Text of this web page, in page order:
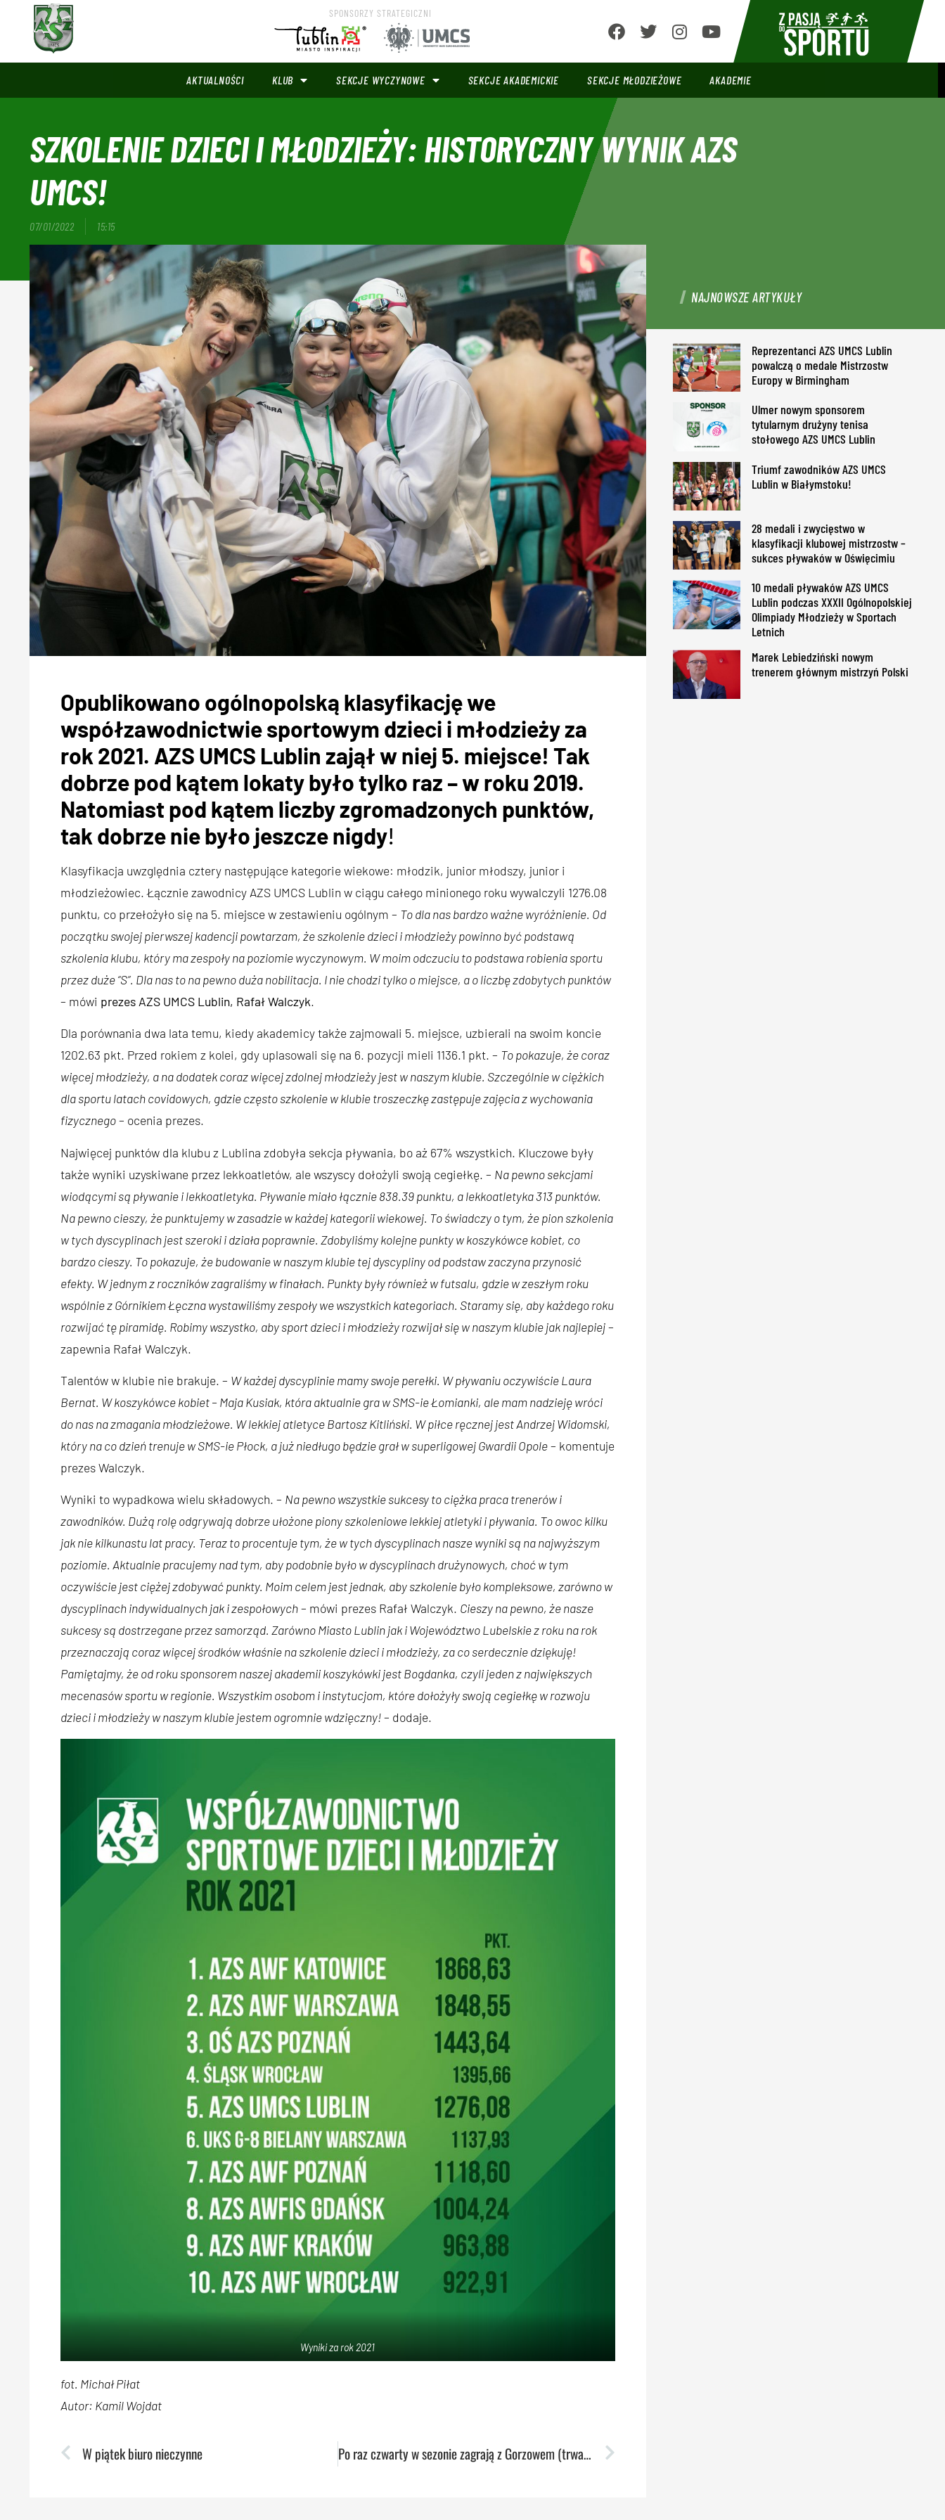
SPONSORZY STRATEGICZNI
AKTUALNOŚCI KLUB SEKCJE WYCZYNOWE SEKCJE AKADEMICKIE SEKCJE MŁODZIEŻOWE AKADEMIE
SZKOLENIE DZIECI I MŁODZIEŻY: HISTORYCZNY WYNIK AZS
UMCS!
07/01/2022 15:15
Opublikowano ogólnopolską klasyfikację we
współzawodnictwie sportowym dzieci i młodzieży za
rok 2021. AZS UMCS Lublin zajął w niej 5. miejsce! Tak
dobrze pod kątem lokaty było tylko raz – w roku 2019.
Natomiast pod kątem liczby zgromadzonych punktów,
tak dobrze nie było jeszcze nigdy!
Klasyfikacja uwzględnia cztery następujące kategorie wiekowe: młodzik, junior młodszy, junior i
młodzieżowiec. Łącznie zawodnicy AZS UMCS Lublin w ciągu całego minionego roku wywalczyli 1276.08
punktu, co przełożyło się na 5. miejsce w zestawieniu ogólnym – To dla nas bardzo ważne wyróżnienie. Od
początku swojej pierwszej kadencji powtarzam, że szkolenie dzieci i młodzieży powinno być podstawą
szkolenia klubu, który ma zespoły na poziomie wyczynowym. W moim odczuciu to podstawa robienia sportu
przez duże “S”. Dla nas to na pewno duża nobilitacja. I nie chodzi tylko o miejsce, a o liczbę zdobytych punktów
– mówi prezes AZS UMCS Lublin, Rafał Walczyk.
Dla porównania dwa lata temu, kiedy akademicy także zajmowali 5. miejsce, uzbierali na swoim koncie
1202.63 pkt. Przed rokiem z kolei, gdy uplasowali się na 6. pozycji mieli 1136.1 pkt. – To pokazuje, że coraz
więcej młodzieży, a na dodatek coraz więcej zdolnej młodzieży jest w naszym klubie. Szczególnie w ciężkich
dla sportu latach covidowych, gdzie często szkolenie w klubie troszeczkę zastępuje zajęcia z wychowania
fizycznego– ocenia prezes.
Najwięcej punktów dla klubu z Lublina zdobyła sekcja pływania, bo aż 67% wszystkich. Kluczowe były
także wyniki uzyskiwane przez lekkoatletów, ale wszyscy dołożyli swoją cegiełkę. – Na pewno sekcjami
wiodącymi są pływanie i lekkoatletyka. Pływanie miało łącznie 838.39 punktu, a lekkoatletyka 313 punktów.
Na pewno cieszy, że punktujemy w zasadzie w każdej kategorii wiekowej. To świadczy o tym, że pion szkolenia
w tych dyscyplinach jest szeroki i działa poprawnie. Zdobyliśmy kolejne punkty w koszykówce kobiet, co
bardzo cieszy. To pokazuje, że budowanie w naszym klubie tej dyscypliny od podstaw zaczyna przynosić
efekty. W jednym z roczników zagraliśmy w finałach. Punkty były również w futsalu, gdzie w zeszłym roku
wspólnie z Górnikiem Łęczna wystawiliśmy zespoły we wszystkich kategoriach. Staramy się, aby każdego roku
rozwijać tę piramidę. Robimy wszystko, aby sport dzieci i młodzieży rozwijał się w naszym klubie jak najlepiej–
zapewnia Rafał Walczyk.
Talentów w klubie nie brakuje. – W każdej dyscyplinie mamy swoje perełki. W pływaniu oczywiście Laura
Bernat. W koszykówce kobiet – Maja Kusiak, która aktualnie gra w SMS-ie Łomianki, ale mam nadzieję wróci
do nas na zmagania młodzieżowe. W lekkiej atletyce Bartosz Kitliński. W piłce ręcznej jest Andrzej Widomski,
który na co dzień trenuje w SMS-ie Płock, a już niedługo będzie grał w superligowej Gwardii Opole– komentuje
prezes Walczyk.
Wyniki to wypadkowa wielu składowych. – Na pewno wszystkie sukcesy to ciężka praca trenerów i
zawodników. Dużą rolę odgrywają dobrze ułożone piony szkoleniowe lekkiej atletyki i pływania. To owoc kilku
jak nie kilkunastu lat pracy. Teraz to procentuje tym, że w tych dyscyplinach nasze wyniki są na najwyższym
poziomie. Aktualnie pracujemy nad tym, aby podobnie było w dyscyplinach drużynowych, choć w tym
oczywiście jest ciężej zdobywać punkty. Moim celem jest jednak, aby szkolenie było kompleksowe, zarówno w
dyscyplinach indywidualnych jak i zespołowych– mówi prezes Rafał Walczyk. Cieszy na pewno, że nasze
sukcesy są dostrzegane przez samorząd. Zarówno Miasto Lublin jak i Województwo Lubelskie z roku na rok
przeznaczają coraz więcej środków właśnie na szkolenie dzieci i młodzieży, za co serdecznie dziękuję!
Pamiętajmy, że od roku sponsorem naszej akademii koszykówki jest Bogdanka, czyli jeden z największych
mecenasów sportu w regionie. Wszystkim osobom i instytucjom, które dołożyły swoją cegiełkę w rozwoju
dzieci i młodzieży w naszym klubie jestem ogromnie wdzięczny!– dodaje.
Wyniki za rok 2021
fot. Michał Piłat
Autor: Kamil Wojdat
W piątek biuro nieczynne Po raz czwarty w sezonie zagrają z Gorzowem (trwa sprzedaż biletów)
NAJNOWSZE ARTYKUŁY
Reprezentanci AZS UMCS Lublin
powalczą o medale Mistrzostw
Europy w Birmingham
Ulmer nowym sponsorem
tytularnym drużyny tenisa
stołowego AZS UMCS Lublin
Triumf zawodników AZS UMCS
Lublin w Białymstoku!
28 medali i zwycięstwo w
klasyfikacji klubowej mistrzostw –
sukces pływaków w Oświęcimiu
10 medali pływaków AZS UMCS
Lublin podczas XXXII Ogólnopolskiej
Olimpiady Młodzieży w Sportach
Letnich
Marek Lebiedziński nowym
trenerem głównym mistrzyń Polski